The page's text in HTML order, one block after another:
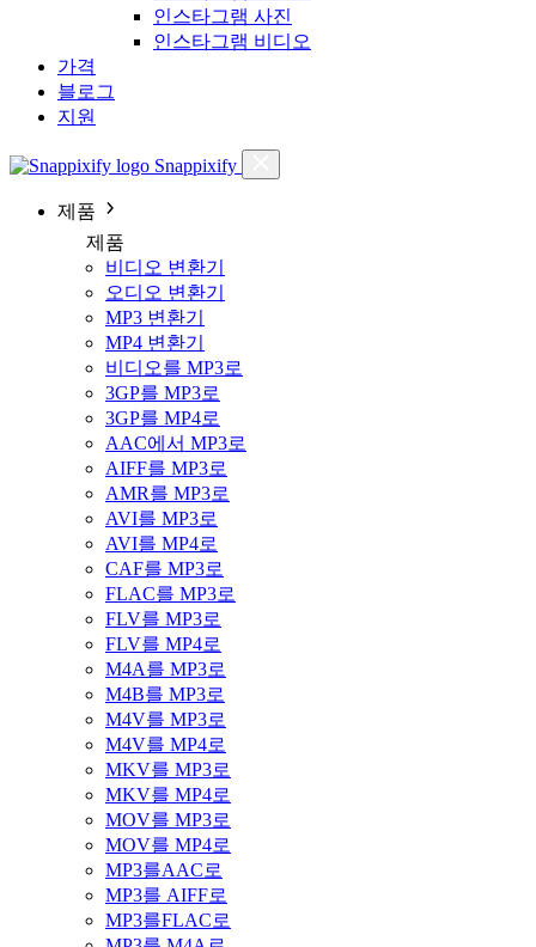
인스타그램 사진
인스타그램 비디오
가격
블로그
지원
Snappixify
제품
제품
비디오 변환기
오디오 변환기
MP3 변환기
MP4 변환기
비디오를 MP3로
3GP를 MP3로
3GP를 MP4로
AAC에서 MP3로
AIFF를 MP3로
AMR를 MP3로
AVI를 MP3로
AVI를 MP4로
CAF를 MP3로
FLAC를 MP3로
FLV를 MP3로
FLV를 MP4로
M4A를 MP3로
M4B를 MP3로
M4V를 MP3로
M4V를 MP4로
MKV를 MP3로
MKV를 MP4로
MOV를 MP3로
MOV를 MP4로
MP3를AAC로
MP3를 AIFF로
MP3를FLAC로